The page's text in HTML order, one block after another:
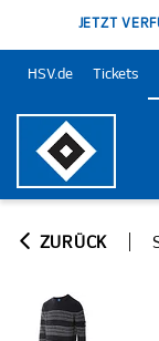
JETZT
HSV.de Tickets
ZURÜCK